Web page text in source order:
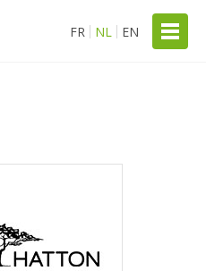
FR NL EN